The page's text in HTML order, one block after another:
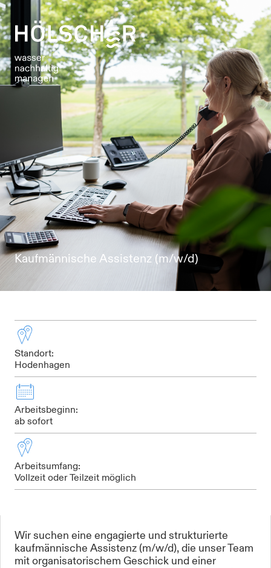
Kaufmännische Assistenz (m/w/d)
Standort:
Hodenhagen
Arbeitsbeginn:
ab sofort
Arbeitsumfang:
Vollzeit oder Teilzeit möglich
Wir suchen eine engagierte und strukturierte
kaufmännische Assistenz (m/w/d), die unser Team
mit organisatorischem Geschick und einer